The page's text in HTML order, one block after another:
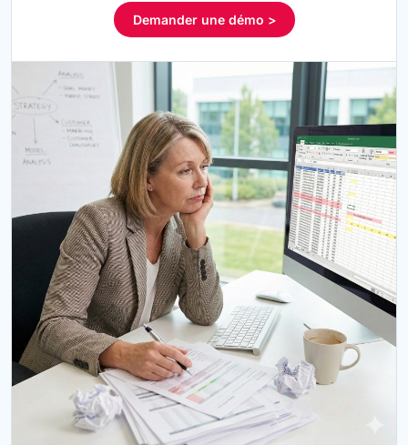
Demander une démo >